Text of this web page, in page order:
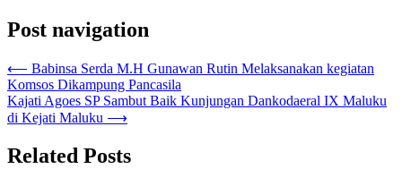
Post navigation
⟵ Babinsa Serda M.H Gunawan Rutin Melaksanakan kegiatan
Komsos Dikampung Pancasila
Kajati Agoes SP Sambut Baik Kunjungan Dankodaeral IX Maluku
di Kejati Maluku ⟶
Related Posts